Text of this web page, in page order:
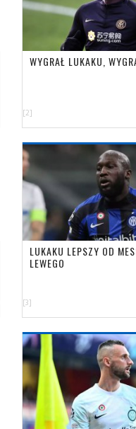
WYGRAŁ LUKAKU,
[2]
LUKAKU LEPSZY OD
LEWEGO
[3]